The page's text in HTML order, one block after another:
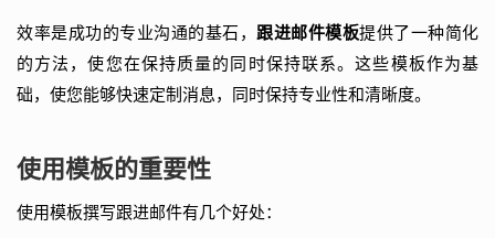
效率是成功的专业沟通的基石， 跟进邮件模板提供了一种简化
的方法，使您在保持质量的同时保持联系。这些模板作为基
础，使您能够快速定制消息，同时保持专业性和清晰度。
使用模板的重要性
使用模板撰写跟进邮件有几个好处：